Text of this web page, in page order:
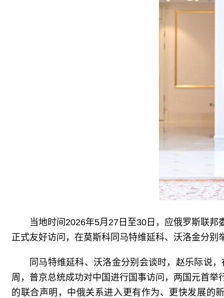
当地时间2026年5月27日至30日，应俄罗斯联
正式友好访问，在莫斯科同马特维延科、沃洛金分
同马特维延科、沃洛金分别会谈时，赵乐际说
周，普京总统成功对中国进行国事访问，两国元首
的联合声明，中俄关系进入更有作为、更快发展的